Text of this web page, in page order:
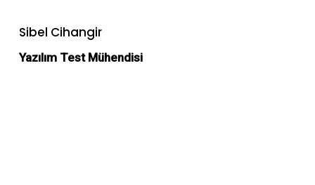
Sibel Cihangir
Yazılım Test Mühendisi